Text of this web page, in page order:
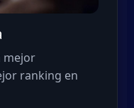
mejor
ranking en